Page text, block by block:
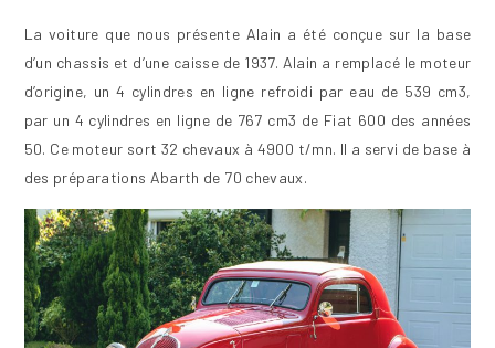
La voiture que nous présente Alain a été conçue sur la base
d’un chassis et d’une caisse de 1937. Alain a remplacé le moteur
d’origine, un 4 cylindres en ligne refroidi par eau de 539 cm3,
par un 4 cylindres en ligne de 767 cm3 de Fiat 600 des années
50. Ce moteur sort 32 chevaux à 4900 t/mn. Il a servi de base à
des préparations Abarth de 70 chevaux.